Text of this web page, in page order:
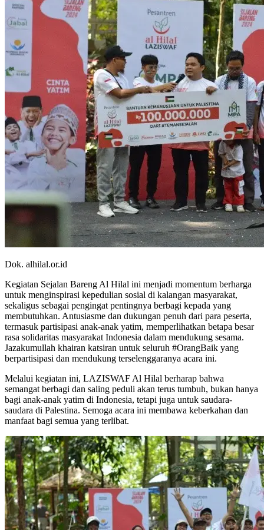
Dok. alhilal.or.id
Kegiatan Sejalan Bareng Al Hilal ini menjadi momentum berharga
untuk menginspirasi kepedulian sosial di kalangan masyarakat,
sekaligus sebagai pengingat pentingnya berbagi kepada yang
membutuhkan. Antusiasme dan dukungan penuh dari para peserta,
termasuk partisipasi anak-anak yatim, memperlihatkan betapa besar
rasa solidaritas masyarakat Indonesia dalam mendukung sesama.
Jazakumullah khairan katsiran untuk seluruh #OrangBaik yang
berpartisipasi dan mendukung terselenggaranya acara ini.
Melalui kegiatan ini, LAZISWAF Al Hilal berharap bahwa
semangat berbagi dan saling peduli akan terus tumbuh, bukan hanya
bagi anak-anak yatim di Indonesia, tetapi juga untuk saudara-
saudara di Palestina. Semoga acara ini membawa keberkahan dan
manfaat bagi semua yang terlibat.